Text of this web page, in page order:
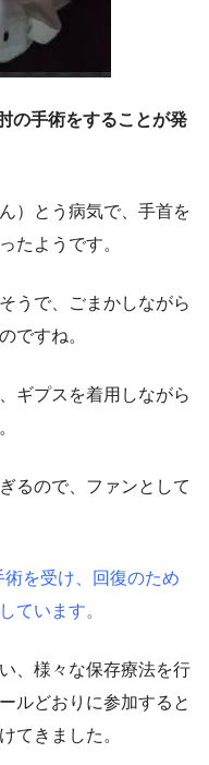
の手術をすることが発
）とう病気で、手首を
たようです。
うで、ごまかしながら
ですね。
ギプスを着用しながら
るので、ファンとして
を受け、回復のため
ています。
、様々な保存療法を行
ルどおりに参加すると
てきました。